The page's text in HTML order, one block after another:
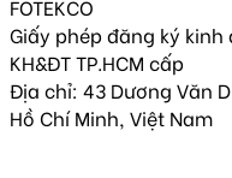
FOTEKCO
Giấy phép đăng ký kinh
KH&ĐT TP.HCM cấp
Địa chỉ: 43 Dương Văn
Hồ Chí Minh, Việt Nam